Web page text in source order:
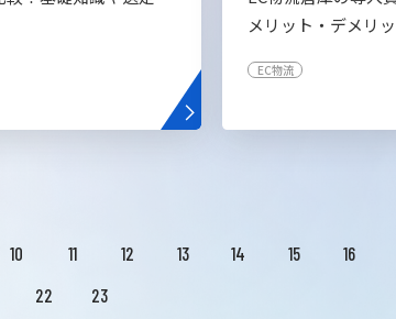
メリット・デメリ
EC物流
10 11 12 13 14 15 16
22 23